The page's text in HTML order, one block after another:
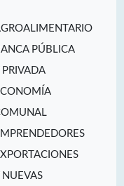
PÚBLICA
PRIVADA
NUEVAS